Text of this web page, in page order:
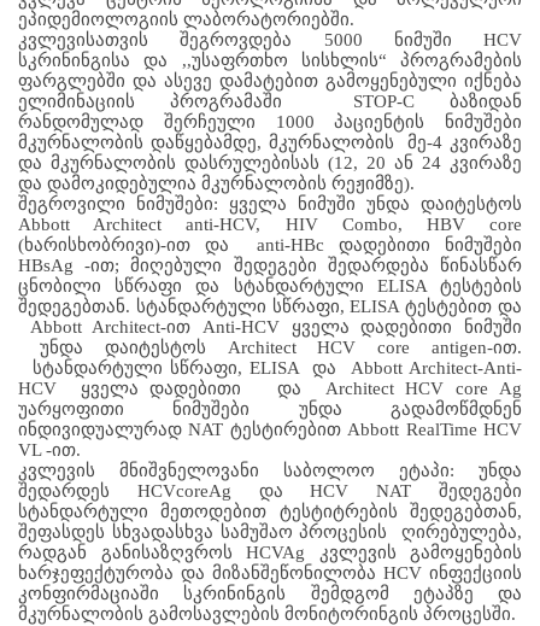
ეპიდემიოლოგიის ლაბორატორიებში.
კვლევისათვის შეგროვდება 5000 ნიმუში HCV
სკრინინგისა და ,,უსაფრთხო სისხლის“ პროგრამების
ფარგლებში და ასევე დამატებით გამოყენებული იქნება
ელიმინაციის პროგრამაში  STOP-C ბაზიდან
რანდომულად შერჩეული 1000 პაციენტის ნიმუშები
მკურნალობის დაწყებამდე, მკურნალობის  მე-4 კვირაზე
და მკურნალობის დასრულებისას (12, 20 ან 24 კვირაზე
და დამოკიდებულია მკურნალობის რეჟიმზე).
შეგროვილი ნიმუშები: ყველა
ნიმუში
უნდა დაიტესტოს
Abbott Architect anti-HCV, HIV Combo, HBV core
(ხარისხობრივი)-ით და anti-HBc დადებითი
ნიმუშები
HBsAg -ით; მიღებული შედეგები შედარდება
წინასწარ
ცნობილი
სწრაფი და სტანდარტული ELISA ტესტების
შედეგებთან. სტანდარტული სწრაფი, ELISA ტესტებით და
Abbott Architect-ით Anti-HCV ყველა დადებითი
ნიმუში
უნდა
დაიტესტოს Architect HCV core antigen-ით.
სტანდარტული სწრაფი, ELISA და Abbott Architect-Anti-
HCV ყველა დადებითი და
უარყოფითი
ნიმუშები უნდა
გადამოწმდნენ
ინდივიდუალურად NAT ტესტირებით Abbott RealTime HCV
VL -ით.
კვლევის
მნიშვნელოვანი საბოლოო ეტაპი: უნდა
შედარდეს HCVcoreAg და HCV NAT შედეგები
სტანდარტული
მეთოდებით ტესტიტრების შედეგებთან
შეფასდეს სხვადასხვა სამუშაო პროცესის ღირებულება
რადგან
განისაზღვროს HCVAg კვლევის
გამოყენების
ხარჯეფექტურობა და მიზანშეწონილობა HCV ინფექციის
კონფირმაციაში
სკრინინგის შემდგომ ეტაპზე
და
მკურნალობის გამოსავლების მონიტორინგის პროცესში.